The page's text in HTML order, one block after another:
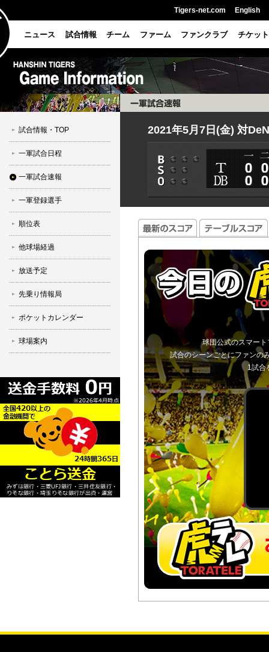
Tigers-net.com English
ニュース 試合情報 チーム ファーム ファンクラブ チケット
試合情報・TOP
一軍試合日程
一軍試合速報
一軍登録選手
順位表
他球場経過
放送予定
先乗り情報局
ポケットカレンダー
球場案内
2021年5月7日(金) 対
球団公式のスマー
試合のシーンごとにファンの
1試合